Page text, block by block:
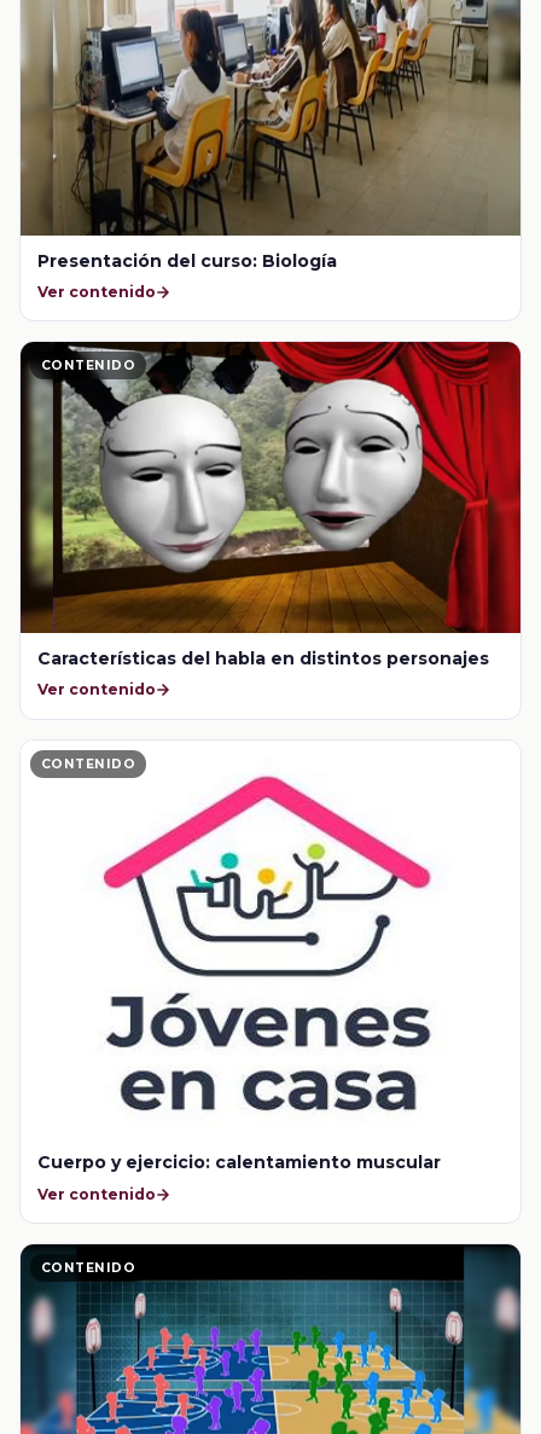
Presentación del curso: Biología
Ver contenido
CONTENIDO
Características del habla en distintos personajes
Ver contenido
CONTENIDO
Cuerpo y ejercicio: calentamiento muscular
Ver contenido
CONTENIDO